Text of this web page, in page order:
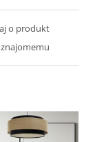
o produkt